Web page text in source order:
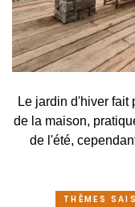
Le jardin d'hiver fait
de la maison,
de l'été,
qu'en un lieu
THÈMES